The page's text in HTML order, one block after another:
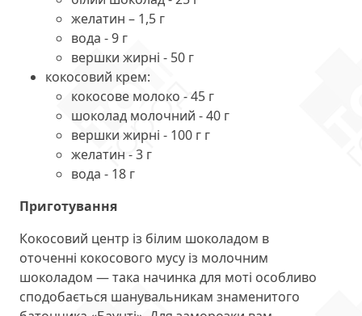
желатин – 1,5 г
вода - 9 г
вершки жирні - 50 г
кокосовий крем:
кокосове молоко - 45 г
шоколад молочний - 40 г
вершки жирні - 100 г г
желатин - 3 г
вода - 18 г
Приготування
Кокосовий центр із білим шоколадом в
оточенні кокосового мусу із молочним
шоколадом — така начинка для моті особливо
сподобається шанувальникам знаменитого